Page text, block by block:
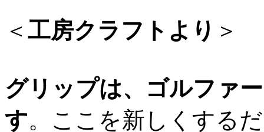
＜ 工房クラフトより ＞
グリップは、ゴルファ
す。ここを新しくする